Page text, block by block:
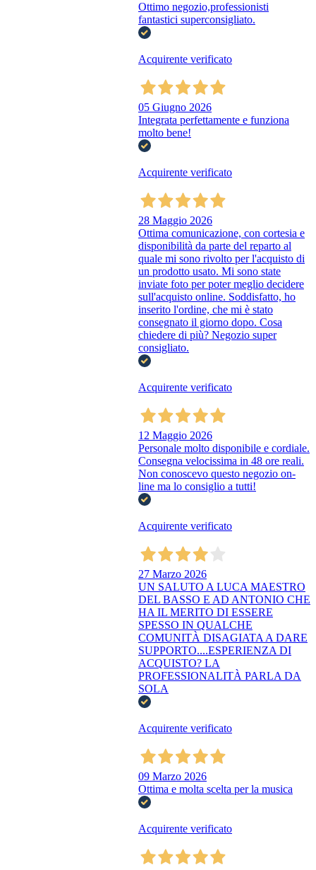
Ottimo negozio,professionisti
fantastici superconsigliato.
Acquirente verificato
05 Giugno 2026
Integrata perfettamente e funziona
molto bene!
Acquirente verificato
28 Maggio 2026
Ottima comunicazione, con cortesia e
disponibilità da parte del reparto al
quale mi sono rivolto per l'acquisto di
un prodotto usato. Mi sono state
inviate foto per poter meglio decidere
sull'acquisto online. Soddisfatto, ho
inserito l'ordine, che mi è stato
consegnato il giorno dopo. Cosa
chiedere di più? Negozio super
consigliato.
Acquirente verificato
12 Maggio 2026
Personale molto disponibile e cordiale.
Consegna velocissima in 48 ore reali.
Non conoscevo questo negozio on-
line ma lo consiglio a tutti!
Acquirente verificato
27 Marzo 2026
UN SALUTO A LUCA MAESTRO
DEL BASSO E AD ANTONIO CHE
HA IL MERITO DI ESSERE
SPESSO IN QUALCHE
COMUNITÀ DISAGIATA A DARE
SUPPORTO....ESPERIENZA DI
ACQUISTO? LA
PROFESSIONALITÀ PARLA DA
SOLA
Acquirente verificato
09 Marzo 2026
Ottima e molta scelta per la musica
Acquirente verificato